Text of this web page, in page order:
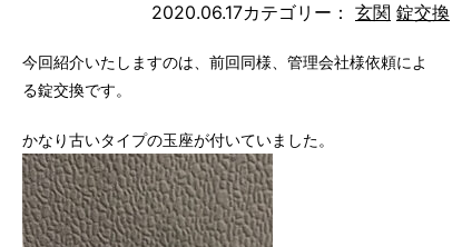
2020.06.17カテゴリー： 玄関 錠交換
今回紹介いたしますのは、前回同様、管理会社様依頼によ
る錠交換です。
かなり古いタイプの玉座が付いていました。